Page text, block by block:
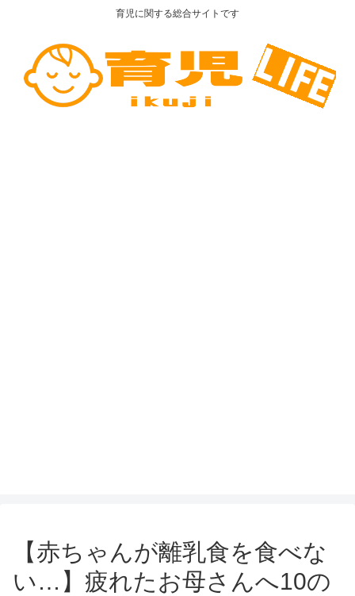
育児に関する総合サイトです
【赤ちゃんが離乳食を食べな
い…】疲れたお母さんへ10の